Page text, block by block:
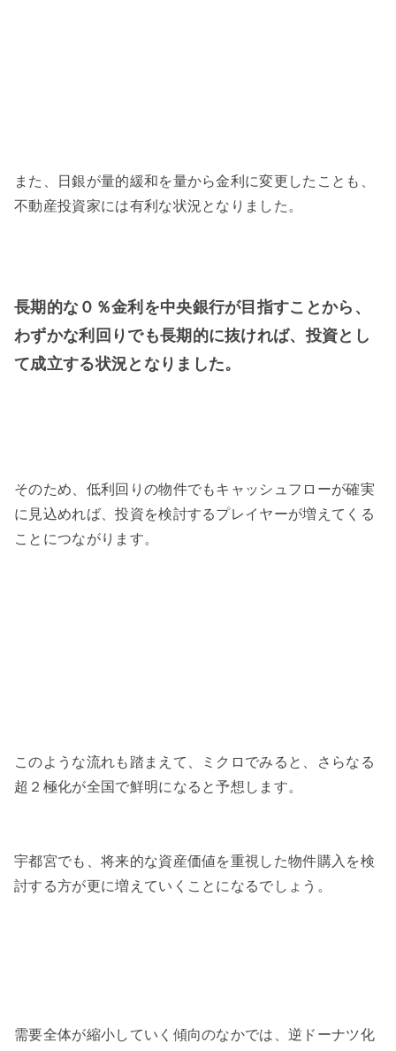
また、日銀が量的緩和を量から金利に変更したことも、
不動産投資家には有利な状況となりました。
長期的な０％金利を中央銀行が目指すことから、
わずかな利回りでも長期的に抜ければ、投資とし
て成立する状況となりました。
そのため、低利回りの物件でもキャッシュフローが確実
に見込めれば、投資を検討するプレイヤーが増えてくる
ことにつながります。
このような流れも踏まえて、ミクロでみると、さらなる
超２極化が全国で鮮明になると予想します。
宇都宮でも、将来的な資産価値を重視した物件購入を検
討する方が更に増えていくことになるでしょう。
需要全体が縮小していく傾向のなかでは、逆ドーナツ化